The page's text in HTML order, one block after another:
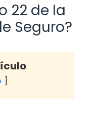
22 de la
Seguro?